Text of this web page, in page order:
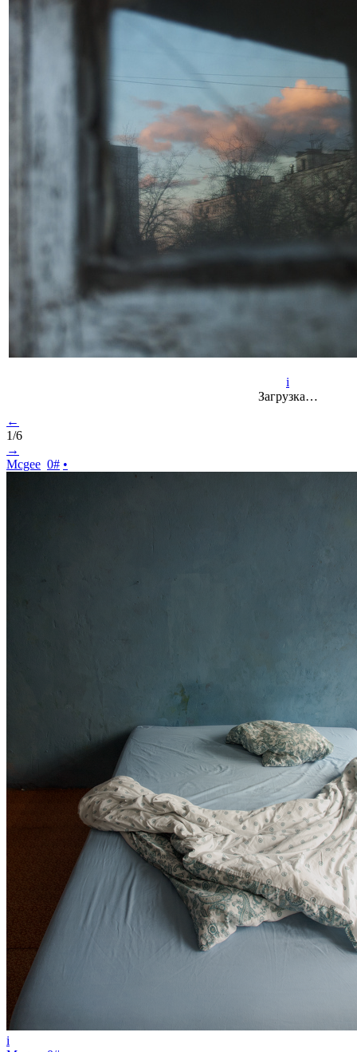
i
Загрузка…
←
1/6
→
Mcgee 0# •
i